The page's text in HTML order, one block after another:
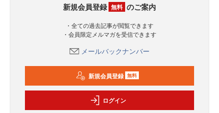
新規会員登録 無料 のご案内
・全ての過去記事が閲覧できます
・会員限定メルマガを受信できます
メールバックナンバー
新規会員登録 無料
ログイン